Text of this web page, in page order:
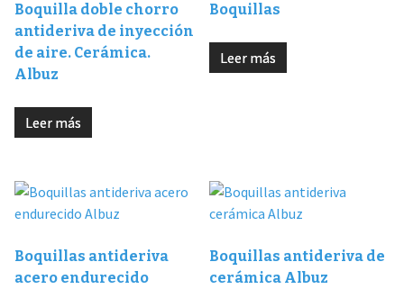
Boquilla doble chorro
antideriva de inyección
de aire. Cerámica.
Albuz
Leer más
Boquillas
Leer más
Boquillas antideriva
acero endurecido
Boquillas antideriva de
cerámica Albuz